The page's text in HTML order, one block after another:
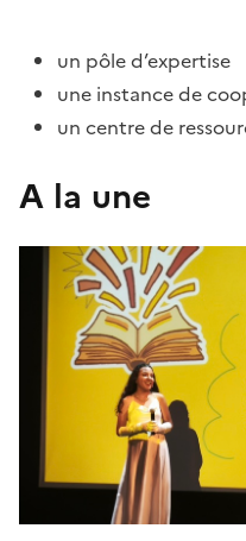
un pôle d’expertise
une instance de
un centre de
A la une